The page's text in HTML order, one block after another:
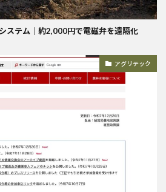
ステム｜約2,000円で電磁弁を遠隔化
アグリテック